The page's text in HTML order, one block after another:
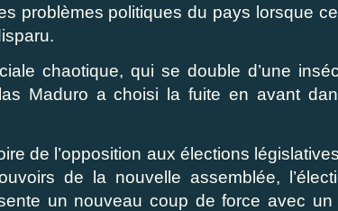
problèmes politiques du pays lorsque
chaotique, qui se double d’une
Maduro a choisi la fuite en avant
de l’opposition aux élections
de la nouvelle assemblée,
un nouveau coup de force avec un